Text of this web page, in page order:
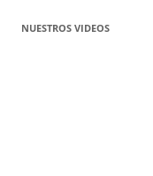
NUESTROS VIDEOS